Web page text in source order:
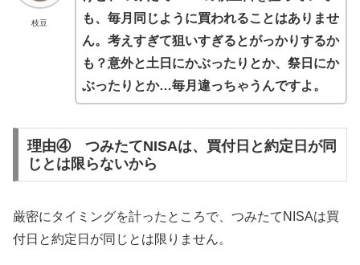
枝豆
も、毎月同じように買われることはありませ
ん。考えすぎて狙いすぎるとがっかりするか
も？意外と土日にかぶったりとか、祭日にか
ぶったりとか…毎月違っちゃうんですよ。
理由④ つみたてNISAは、買付日と約定日が同
じとは限らないから
厳密にタイミングを計ったところで、つみたてNISAは買
付日と約定日が同じとは限りません。